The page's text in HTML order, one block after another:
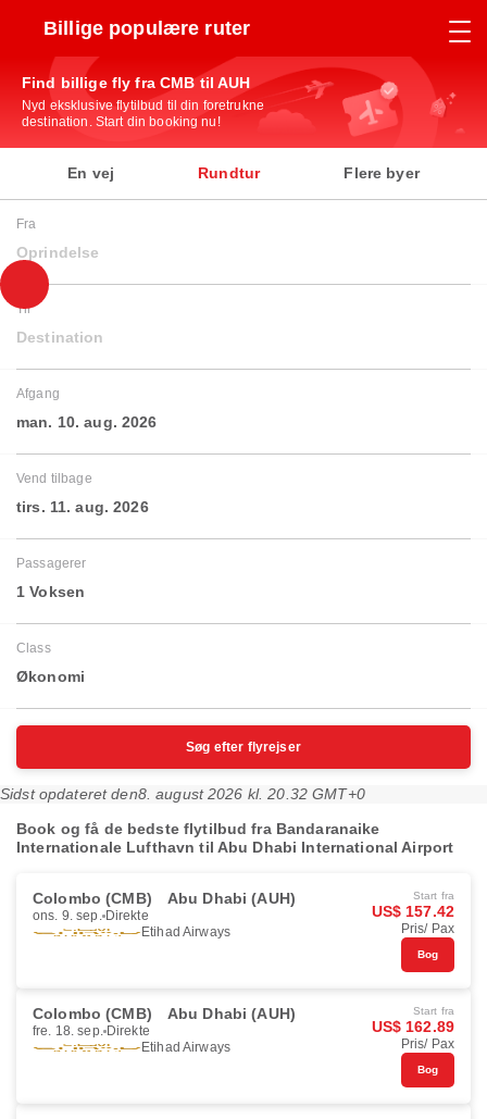
Billige populære ruter
Find billige fly fra CMB til AUH
Nyd eksklusive flytilbud til din foretrukne
destination. Start din booking nu!
En vej Rundtur Flere byer
Fra
Oprindelse
Til
Destination
Afgang
man. 10. aug. 2026
Vend tilbage
tirs. 11. aug. 2026
Passagerer
1 Voksen
Class
Økonomi
Søg efter flyrejser
Sidst opdateret den8. august 2026 kl. 20.32 GMT+0
Book og få de bedste flytilbud fra Bandaranaike
Internationale Lufthavn til Abu Dhabi International Airport
Colombo (CMB) Abu Dhabi (AUH)
ons. 9. sep. Direkte
Etihad Airways
Start fra
US$ 157.42
Pris/ Pax
Bog
Colombo (CMB) Abu Dhabi (AUH)
fre. 18. sep. Direkte
Etihad Airways
Start fra
US$ 162.89
Pris/ Pax
Bog